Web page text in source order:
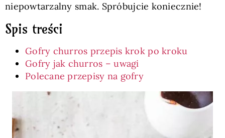
niepowtarzalny smak. Spróbujcie koniecznie!
Spis treści
Gofry churros przepis krok po kroku
Gofry jak churros – uwagi
Polecane przepisy na gofry